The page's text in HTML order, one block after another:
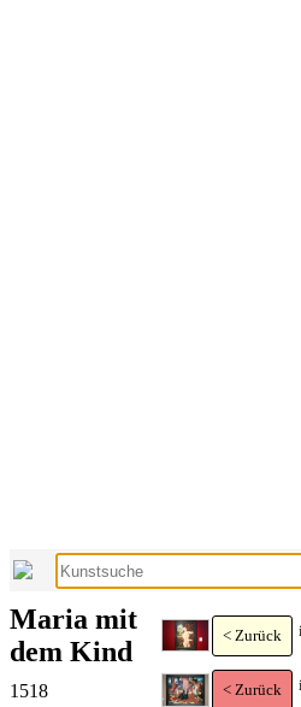
< Zurück
< Zurück
Maria mit
dem Kind
1518